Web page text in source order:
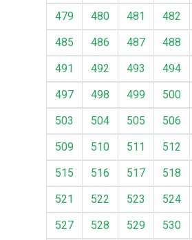
479
480 481 482
485
486 487 488
491
492 493 494
497
498 499 500
503
504 505 506
509
510 511 512
515
516 517 518
521
522 523 524
527
528 529 530